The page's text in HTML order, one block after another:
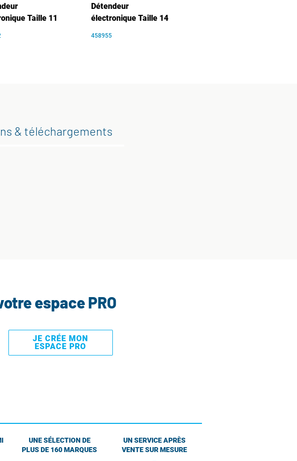
Taille 11
Détendeur
électronique Taille 14
458955
& téléchargements
espace PRO
JE CRÉE MON
ESPACE PRO
UNE SÉLECTION DE
PLUS DE 160 MARQUES
UN SERVICE APRÈS
VENTE SUR MESURE